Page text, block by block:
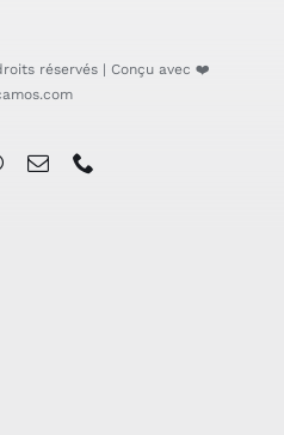
réservés | Conçu avec ❤️